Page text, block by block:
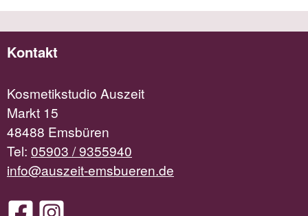
Kontakt
Kosmetikstudio Auszeit
Markt 15
48488 Emsbüren
Tel: 05903 / 9355940
info@auszeit-emsbueren.de